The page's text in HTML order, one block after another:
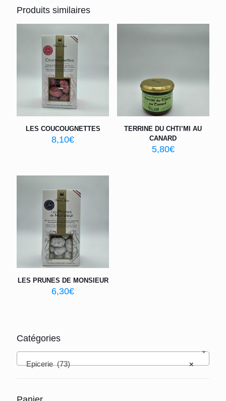
Produits similaires
LES COUCOUGNETTES
8,10€
TERRINE DU CHTI’MI AU
CANARD
5,80€
LES PRUNES DE MONSIEUR
6,30€
Catégories
×
Epicerie (73)